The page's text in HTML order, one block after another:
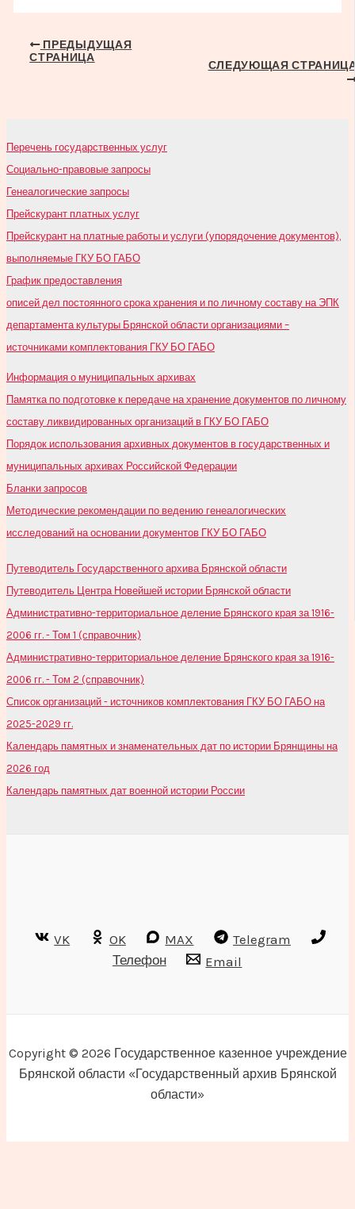
Навигация
ПРЕДЫДУЩАЯ
СТРАНИЦА
СЛЕДУЮЩАЯ
Перечень государственных услуг
Социально-правовые запросы
Генеалогические запросы
Прейскурант платных услуг
Прейскурант на платные работы и услуги (упорядочение документов),
выполняемые ГКУ БО ГАБО
График предоставления
описей дел постоянного срока хранения и по личному составу на ЭПК
департамента культуры Брянской области организациями –
источниками комплектования ГКУ БО ГАБО
Информация о муниципальных архивах
Памятка по подготовке к передаче на хранение документов по личному
составу ликвидированных организаций в ГКУ БО ГАБО
Порядок использования архивных документов в государственных и
муниципальных архивах Российской Федерации
Бланки запросов
Методические рекомендации по ведению генеалогических
исследований на основании документов ГКУ БО ГАБО
Путеводитель Государственного архива Брянской области
Путеводитель Центра Новейшей истории Брянской области
Административно-территориальное деление Брянского края за 1916-
2006 гг. - Том 1 (справочник)
Административно-территориальное деление Брянского края за 1916-
2006 гг. - Том 2 (справочник)
Список организаций - источников комплектования ГКУ БО ГАБО на
2025-2029 гг.
Календарь памятных и знаменательных дат по истории Брянщины на
2026 год
Календарь памятных дат военной истории России
VK OK MAX
Telegram
Телефон
Email
Copyright © 2026 Государственное казенное учреждение
Брянской области «Государственный архив Брянской
области»